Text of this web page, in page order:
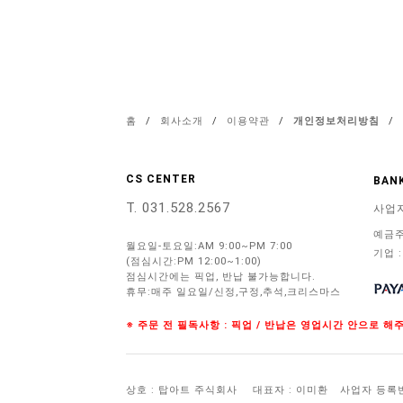
홈 / 회사소개 / 이용약관 / 개인정보처리방침 /
CS CENTER
T. 031.528.2567
월요일-토요일:AM 9:00~PM 7:00
(점심시간:PM 12:00~1:00)
점심시간에는 픽업, 반납 불가능합니다.
휴무:매주 일요일/신정,구정,추석,크리스마스
사업
예금
기업
※ 주문 전 필독사항 : 픽업 / 반납은 영업시간 안으로 해
상호 : 탑아트 주식회사 대표자 : 이미환
사업자 등록